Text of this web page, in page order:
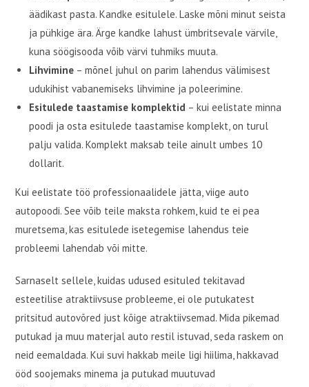
äädikast pasta. Kandke esitulele. Laske mõni minut seista
ja pühkige ära. Ärge kandke lahust ümbritsevale värvile,
kuna söögisooda võib värvi tuhmiks muuta.
Lihvimine – mõnel juhul on parim lahendus välimisest
udukihist vabanemiseks lihvimine ja poleerimine.
Esitulede taastamise komplektid – kui eelistate minna
poodi ja osta esitulede taastamise komplekt, on turul
palju valida. Komplekt maksab teile ainult umbes 10
dollarit.
Kui eelistate töö professionaalidele jätta, viige auto
autopoodi. See võib teile maksta rohkem, kuid te ei pea
muretsema, kas esitulede isetegemise lahendus teie
probleemi lahendab või mitte.
Sarnaselt sellele, kuidas udused esituled tekitavad
esteetilise atraktiivsuse probleeme, ei ole putukatest
pritsitud autovõred just kõige atraktiivsemad. Mida pikemad
putukad ja muu materjal auto restil istuvad, seda raskem on
neid eemaldada. Kui suvi hakkab meile ligi hiilima, hakkavad
ööd soojemaks minema ja putukad muutuvad